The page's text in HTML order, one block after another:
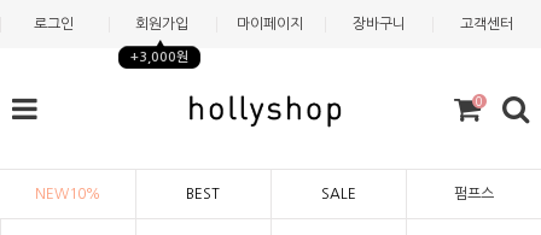
로그인 회원가입
+3,000원
마이페이지 장바구니 고객센터
0
NEW10% BEST SALE 펌프스